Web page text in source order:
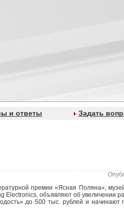
и ответы Задать
премии «Ясная Поляна»,
Electronics, объявляют об увеличении
до 500 тыс. рублей и начинают